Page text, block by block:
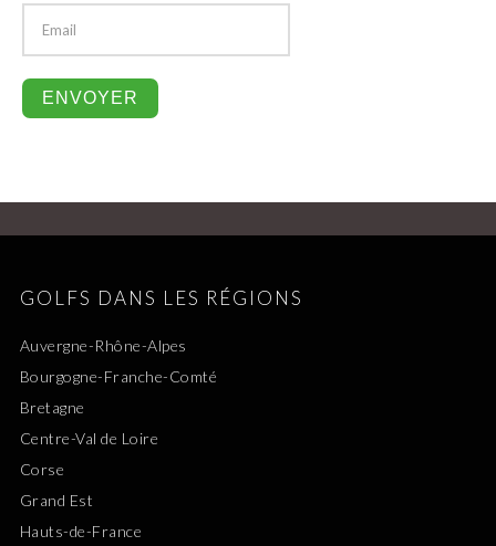
GOLFS DANS LES RÉGIONS
Auvergne-Rhône-Alpes
Bourgogne-Franche-Comté
Bretagne
Centre-Val de Loire
Corse
Grand Est
Hauts-de-France